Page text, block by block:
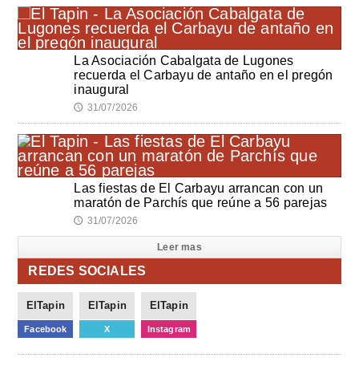
La Asociación Cabalgata de Lugones
recuerda el Carbayu de antaño en el pregón
inaugural
🕔 31/07/2026
Las fiestas de El Carbayu arrancan con un
maratón de Parchís que reúne a 56 parejas
🕔 31/07/2026
Leer mas
REDES SOCIALES
ElTapin
Facebook
ElTapin
X
ElTapin
Instagram